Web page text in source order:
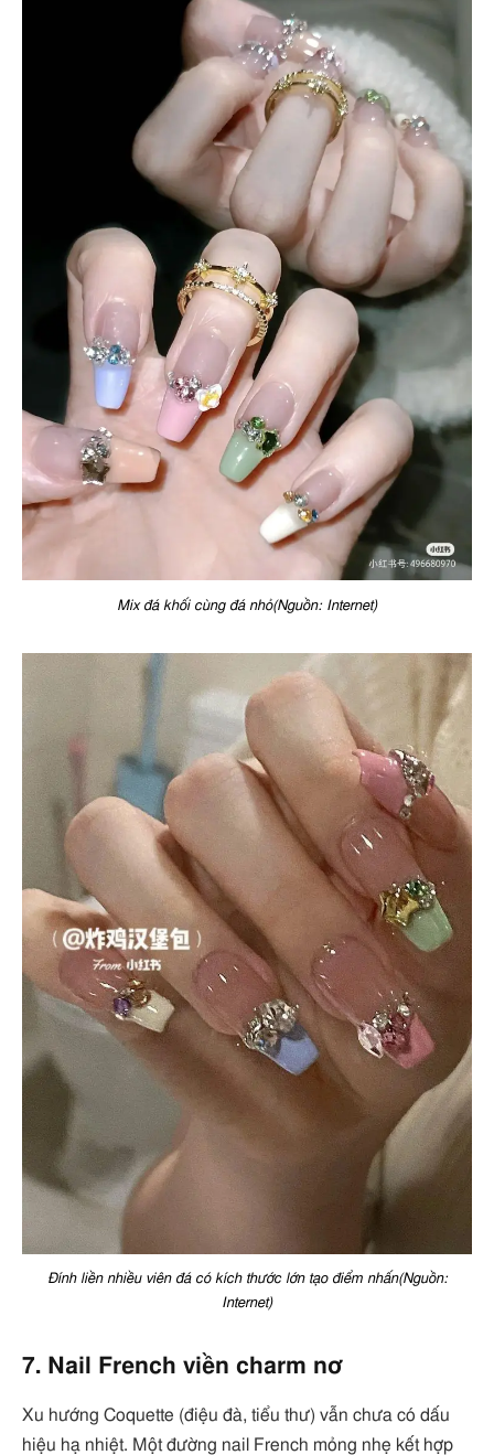
Mix đá khối cùng đá nhỏ(Nguồn: Internet)
Đính liền nhiều viên đá có kích thước lớn tạo điểm nhấn(Nguồn:
Internet)
7. Nail French viền charm nơ
Xu hướng Coquette (điệu đà, tiểu thư) vẫn chưa có dấu
hiệu hạ nhiệt. Một đường nail French mỏng nhẹ kết hợp